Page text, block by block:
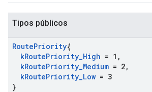
Tipos públicos
RoutePriority{
kRoutePriority_High = 1 ,
kRoutePriority_Medium = 2,
kRoutePriority_Low = 3
}